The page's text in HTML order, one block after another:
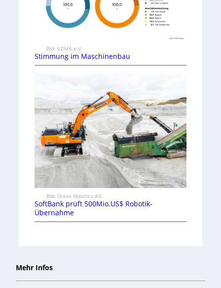
Bild: VDMA e.V.
Stimmung im Maschinenbau
Bild: Gravis Robotics AG
SoftBank prüft 500Mio.US$ Robotik-
Übernahme
Mehr Infos